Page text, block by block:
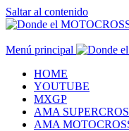
Saltar al contenido
Menú principal
HOME
YOUTUBE
MXGP
AMA
AMA